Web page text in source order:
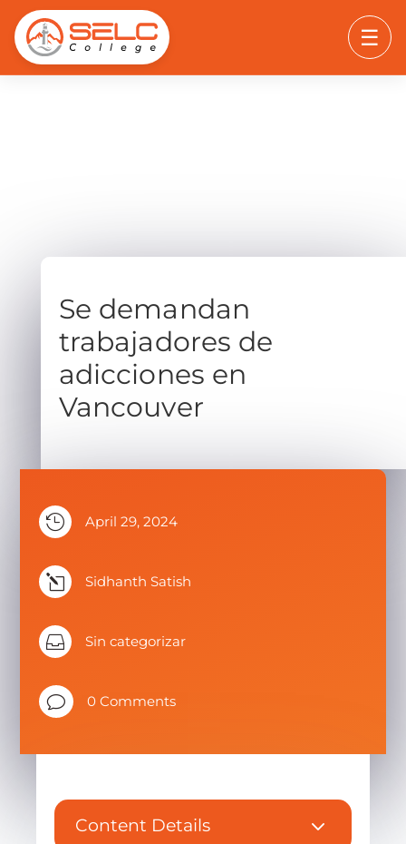
☰
Se demandan
trabajadores de
adicciones en
Vancouver
 April 29, 2024
l Sidhanth Satish
 Sin categorizar
v 0 Comments
Content Details 3